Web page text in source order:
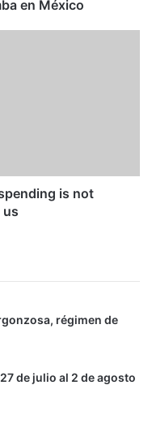
en México
is not
us
régimen de
de julio al 2 de agosto